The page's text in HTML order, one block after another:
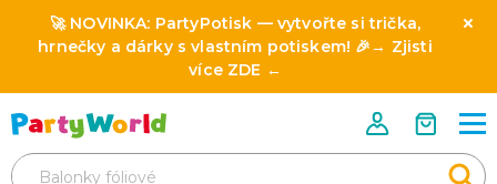
🚀 NOVINKA: PartyPotisk — vytvořte si trička,
hrnečky a dárky s vlastním potiskem! 🎉→ Zjisti
více ZDE ←